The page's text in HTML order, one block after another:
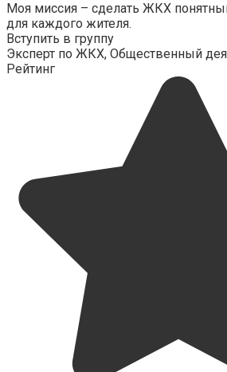
Моя миссия – сделать ЖКХ
для каждого жителя.
Вступить в группу
Эксперт по ЖКХ, Общественный
Рейтинг